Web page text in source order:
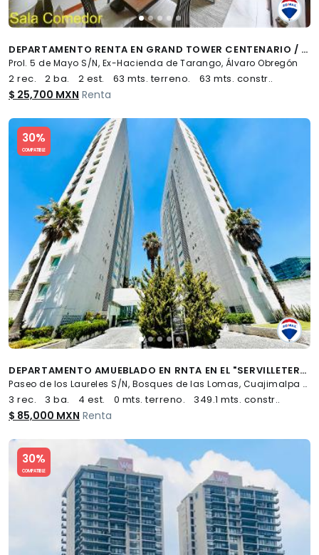
DEPARTAMENTO RENTA EN GRAND TOWER CENTENARIO / 63M2 CON BALCÓN - (34)
Prol. 5 de Mayo S/N, Ex-Hacienda de Tarango, Álvaro Obregón
2 rec. 2 ba. 2 est. 63 mts. terreno. 63 mts. constr..
$ 25,700 MXN Renta
30%
COMPATIBLE
Slide 1 of 5
DEPARTAMENTO AMUEBLADO EN RNTA EN EL "SERVILLETERO" - (34)
Paseo de los Laureles S/N, Bosques de las Lomas, Cuajimalpa de Morelos
3 rec. 3 ba. 4 est. 0 mts. terreno. 349.1 mts. constr..
$ 85,000 MXN Renta
30%
COMPATIBLE
Slide 1 of 5